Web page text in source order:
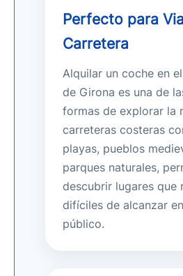
Perfecto para
Carretera
Alquilar un coche en
de Girona es una de
formas de explorar la
carreteras costeras
playas, pueblos
parques naturales,
descubrir lugares que
difíciles de alcanzar
público.